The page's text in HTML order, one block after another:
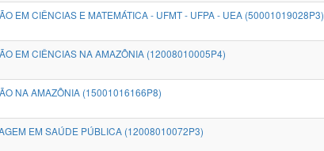
EM CIÊNCIAS E MATEMÁTICA - UFMT - UFPA - UEA (50001019028P3)
EM CIÊNCIAS NA AMAZÔNIA (12008010005P4)
NA AMAZÔNIA (15001016166P8)
EM SAÚDE PÚBLICA (12008010072P3)